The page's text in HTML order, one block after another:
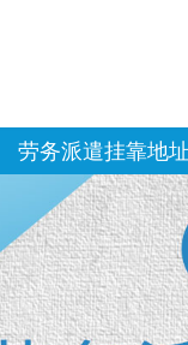
劳务派遣挂靠地址